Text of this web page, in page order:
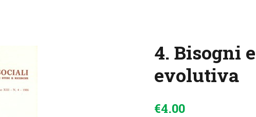
4. Bisogni
evolutiva
€4.00